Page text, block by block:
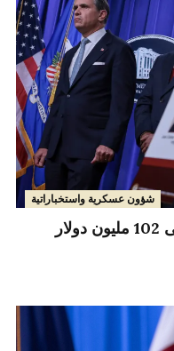
شؤون عسكرية واستخباراتية
واشنطن تعرض مكافآت تصل إلى 102 مليون دولار